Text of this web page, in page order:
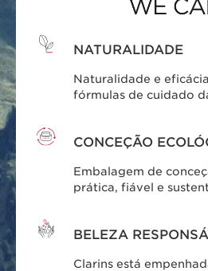
sua mão
DESCOBRIR
NATURALIDADE
Naturalidade e
fórmulas de cuidado
CONCEÇÃO
Embalagem de
prática, fiável e
BELEZA
Clarins está